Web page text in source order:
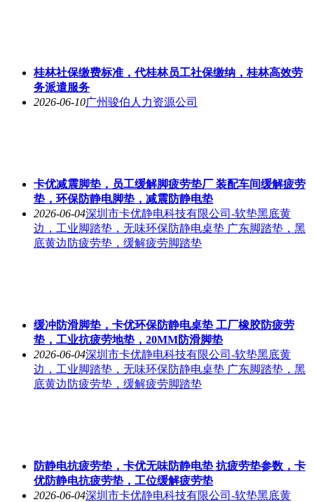
桂林社保缴费标准，代桂林员工社保缴纳，桂林高效劳
务派遣服务
2026-06-10广州骏伯人力资源公司
卡优减震脚垫，员工缓解脚疲劳垫厂 装配车间缓解疲劳
垫，环保防静电脚垫，减震防静电垫
2026-06-04深圳市卡优静电科技有限公司-软垫黑底黄
边，工业脚踏垫，无味环保防静电桌垫 广东脚踏垫，黑
底黄边防疲劳垫，缓解疲劳脚踏垫
缓冲防滑脚垫，卡优环保防静电桌垫 工厂橡胶防疲劳
垫，工业抗疲劳地垫，20MM防滑脚垫
2026-06-04深圳市卡优静电科技有限公司-软垫黑底黄
边，工业脚踏垫，无味环保防静电桌垫 广东脚踏垫，黑
底黄边防疲劳垫，缓解疲劳脚踏垫
防静电抗疲劳垫，卡优无味防静电垫 抗疲劳垫参数，卡
优防静电抗疲劳垫，工位缓解疲劳垫
2026-06-04深圳市卡优静电科技有限公司-软垫黑底黄